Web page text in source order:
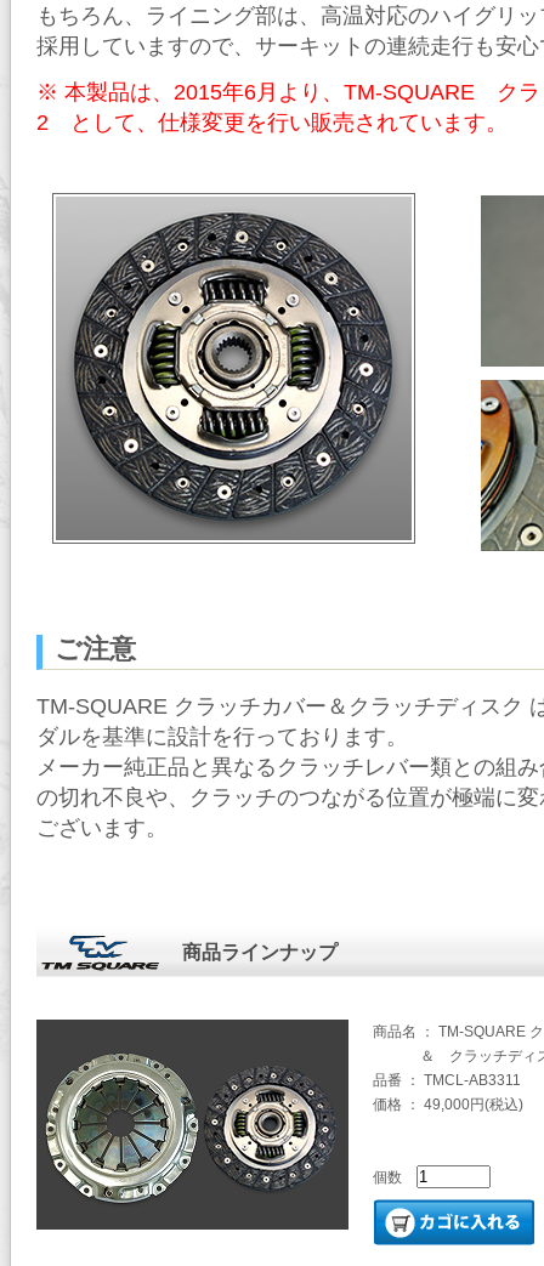
もちろん、ライニング部は、高温対応のハイグリ
採用していますので、サーキットの連続走行も安
※ 本製品は、2015年6月より、TM-SQUARE ク
2 として、仕様変更を行い販売されています。
ご注意
TM-SQUARE クラッチカバー＆クラッチディスク
ダルを基準に設計を行っております。
メーカー純正品と異なるクラッチレバー類との組
の切れ不良や、クラッチのつながる位置が極端に
ございます。
商品ラインナップ
商品名 ： TM-SQUARE
＆ クラッチディス
品番 ： TMCL-AB3311
価格 ： 49,000円(税込)
個数